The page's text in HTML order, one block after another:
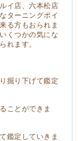
イ店、六本松店
ターニングポイ
る方もおられま
くつかの気にな
れます。
掘り下げて鑑定
ことができま
鑑定していきま